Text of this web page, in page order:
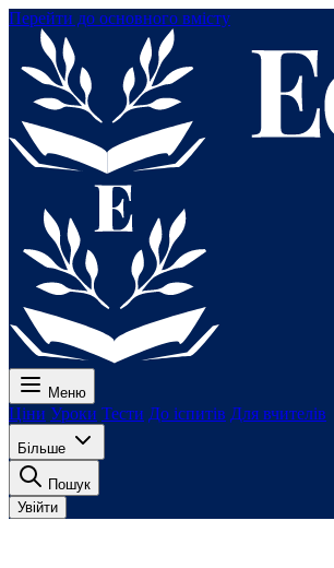
Перейти до основного вмісту
Меню
Ціни Уроки Тести До іспитів Для вчителів
Більше
Пошук
Увійти